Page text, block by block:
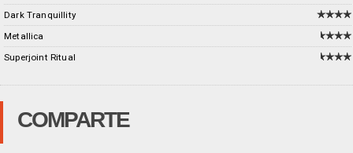
Dark Tranquillity
Metallica
Superjoint Ritual
COMPARTE